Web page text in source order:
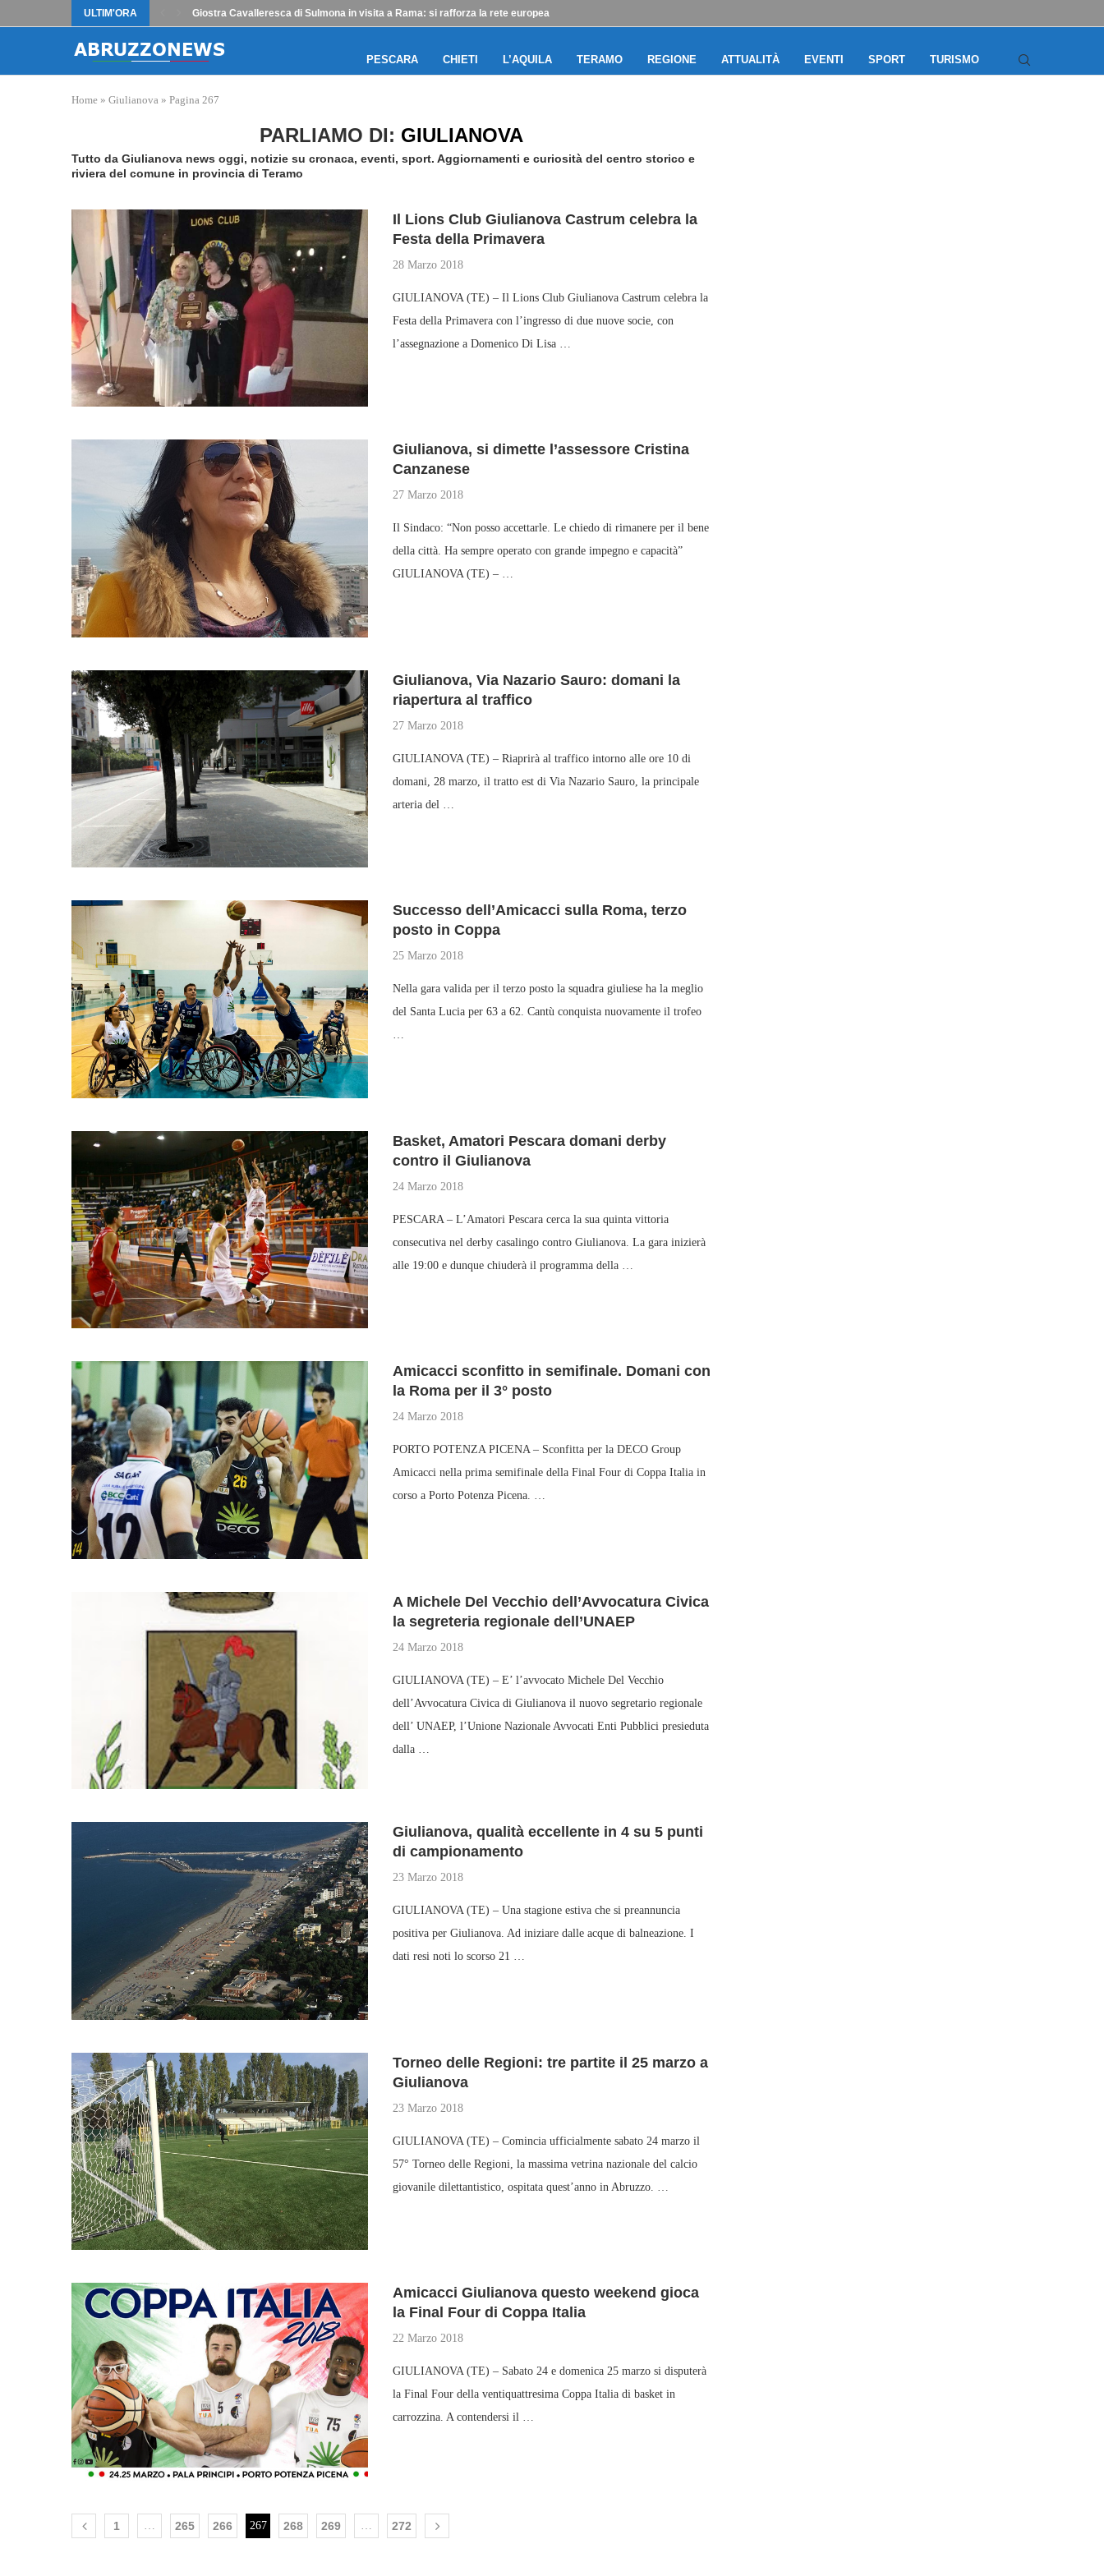
ULTIM'ORA Giostra Cavalleresca di Sulmona in visita a Rama: si rafforza la rete europea
PESCARA CHIETI L’AQUILA TERAMO REGIONE ATTUALITÀ EVENTI SPORT TURISMO
Home » Giulianova » Pagina 267
PARLIAMO DI: GIULIANOVA
Tutto da Giulianova news oggi, notizie su cronaca, eventi, sport. Aggiornamenti e curiosità del centro storico e
riviera del comune in provincia di Teramo
Il Lions Club Giulianova Castrum celebra la
Festa della Primavera
28 Marzo 2018
GIULIANOVA (TE) – Il Lions Club Giulianova Castrum celebra la
Festa della Primavera con l’ingresso di due nuove socie, con
l’assegnazione a Domenico Di Lisa …
Giulianova, si dimette l’assessore Cristina
Canzanese
27 Marzo 2018
Il Sindaco: “Non posso accettarle. Le chiedo di rimanere per il bene
della città. Ha sempre operato con grande impegno e capacità”
GIULIANOVA (TE) – …
Giulianova, Via Nazario Sauro: domani la
riapertura al traffico
27 Marzo 2018
GIULIANOVA (TE) – Riaprirà al traffico intorno alle ore 10 di
domani, 28 marzo, il tratto est di Via Nazario Sauro, la principale
arteria del …
Successo dell’Amicacci sulla Roma, terzo
posto in Coppa
25 Marzo 2018
Nella gara valida per il terzo posto la squadra giuliese ha la meglio
del Santa Lucia per 63 a 62. Cantù conquista nuovamente il trofeo
…
Basket, Amatori Pescara domani derby
contro il Giulianova
24 Marzo 2018
PESCARA – L’Amatori Pescara cerca la sua quinta vittoria
consecutiva nel derby casalingo contro Giulianova. La gara inizierà
alle 19:00 e dunque chiuderà il programma della …
Amicacci sconfitto in semifinale. Domani con
la Roma per il 3° posto
24 Marzo 2018
PORTO POTENZA PICENA – Sconfitta per la DECO Group
Amicacci nella prima semifinale della Final Four di Coppa Italia in
corso a Porto Potenza Picena. …
A Michele Del Vecchio dell’Avvocatura Civica
la segreteria regionale dell’UNAEP
24 Marzo 2018
GIULIANOVA (TE) – E’ l’avvocato Michele Del Vecchio
dell’Avvocatura Civica di Giulianova il nuovo segretario regionale
dell’ UNAEP, l’Unione Nazionale Avvocati Enti Pubblici presieduta
dalla …
Giulianova, qualità eccellente in 4 su 5 punti
di campionamento
23 Marzo 2018
GIULIANOVA (TE) – Una stagione estiva che si preannuncia
positiva per Giulianova. Ad iniziare dalle acque di balneazione. I
dati resi noti lo scorso 21 …
Torneo delle Regioni: tre partite il 25 marzo a
Giulianova
23 Marzo 2018
GIULIANOVA (TE) – Comincia ufficialmente sabato 24 marzo il
57° Torneo delle Regioni, la massima vetrina nazionale del calcio
giovanile dilettantistico, ospitata quest’anno in Abruzzo. …
Amicacci Giulianova questo weekend gioca
la Final Four di Coppa Italia
22 Marzo 2018
GIULIANOVA (TE) – Sabato 24 e domenica 25 marzo si disputerà
la Final Four della ventiquattresima Coppa Italia di basket in
carrozzina. A contendersi il …
1 265 266 267 268 269 272